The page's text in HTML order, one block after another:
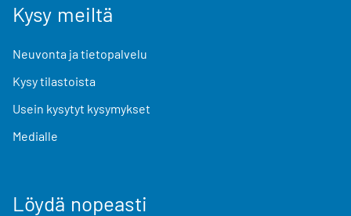
Kysy meiltä
Neuvonta ja tietopalvelu
Kysy tilastoista
Usein kysytyt kysymykset
Medialle
Löydä nopeasti